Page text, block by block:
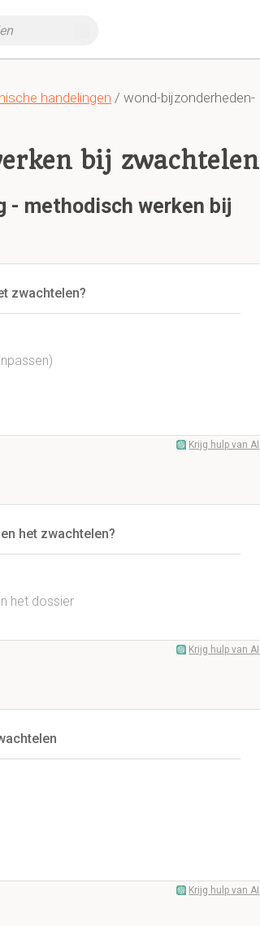
handelingen / wond-bijzonderheden-
bij zwachtelen
- methodisch werken bij
zwachtelen?
Krijg hulp van AI
het zwachtelen?
het dossier
Krijg hulp van AI
Krijg hulp van AI